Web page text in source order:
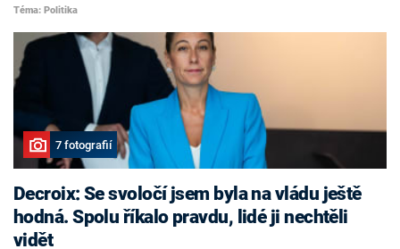
Téma: Politika
7 fotografií
Decroix: Se svoločí jsem byla na vládu ještě
hodná. Spolu říkalo pravdu, lidé ji nechtěli
vidět